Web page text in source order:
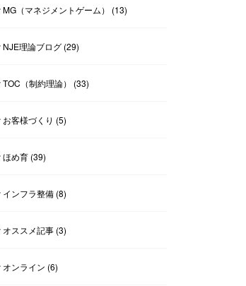
MG（マネジメントゲーム） (13)
NJE理論ブログ(29)
TOC（制約理論） (33)
お客様づくり (5)
ほめ育(39)
インフラ整備(8)
オススメ記事(3)
オンライン (6)